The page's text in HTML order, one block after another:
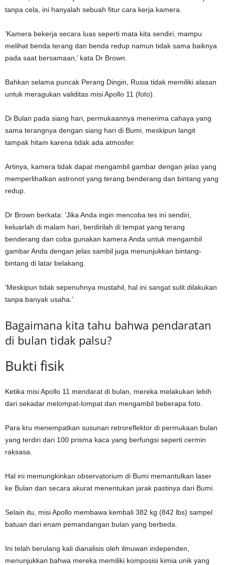
tanpa cela, ini hanyalah sebuah fitur cara kerja kamera.
‘Kamera bekerja secara luas seperti mata kita sendiri, mampu
melihat benda terang dan benda redup namun tidak sama baiknya
pada saat bersamaan,’ kata Dr Brown.
Bahkan selama puncak Perang Dingin, Rusia tidak memiliki alasan
untuk meragukan validitas misi Apollo 11 (foto).
Di Bulan pada siang hari, permukaannya menerima cahaya yang
sama terangnya dengan siang hari di Bumi, meskipun langit
tampak hitam karena tidak ada atmosfer.
Artinya, kamera tidak dapat mengambil gambar dengan jelas yang
memperlihatkan astronot yang terang benderang dan bintang yang
redup.
Dr Brown berkata: ‘Jika Anda ingin mencoba tes ini sendiri,
keluarlah di malam hari, berdirilah di tempat yang terang
benderang dan coba gunakan kamera Anda untuk mengambil
gambar Anda dengan jelas sambil juga menunjukkan bintang-
bintang di latar belakang.
‘Meskipun tidak sepenuhnya mustahil, hal ini sangat sulit dilakukan
tanpa banyak usaha.’
Bagaimana kita tahu bahwa pendaratan
di bulan tidak palsu?
Bukti fisik
Ketika misi Apollo 11 mendarat di bulan, mereka melakukan lebih
dari sekadar melompat-lompat dan mengambil beberapa foto.
Para kru menempatkan susunan retroreflektor di permukaan bulan
yang terdiri dari 100 prisma kaca yang berfungsi seperti cermin
raksasa.
Hal ini memungkinkan observatorium di Bumi memantulkan laser
ke Bulan dan secara akurat menentukan jarak pastinya dari Bumi.
Selain itu, misi Apollo membawa kembali 382 kg (842 lbs) sampel
batuan dari enam pemandangan bulan yang berbeda.
Ini telah berulang kali dianalisis oleh ilmuwan independen,
menunjukkan bahwa mereka memiliki komposisi kimia unik yang